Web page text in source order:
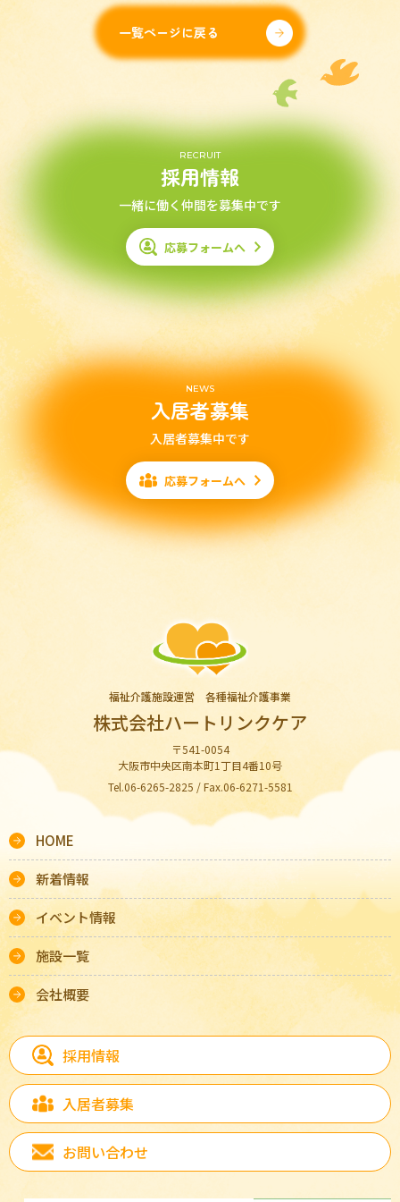
一覧ページに戻る
RECRUIT
採用情報
一緒に働く仲間を募集中です
応募フォームへ
NEWS
入居者募集
入居者募集中です
応募フォームへ
福祉介護施設運営 各種福祉介護事業
株式会社ハートリンクケア
〒541-0054
大阪市中央区南本町1丁目4番10号
Tel.06-6265-2825 / Fax.06-6271-5581
HOME
新着情報
イベント情報
施設一覧
会社概要
採用情報
入居者募集
お問い合わせ